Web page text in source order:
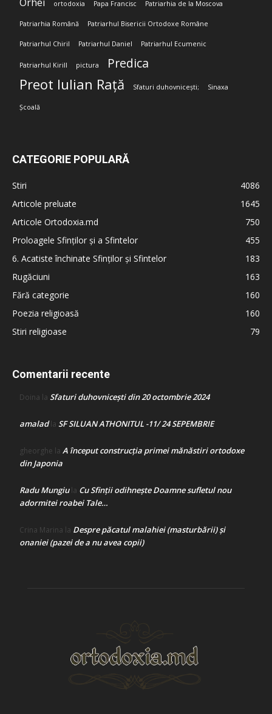
ortodoxia Papa Francisc Patriarhia de la Moscova
Patriarhia Română Patriarhul Bisericii Ortodoxe Române
Patriarhul Chiril Patriarhul Daniel Patriarhul Ecumenic
Patriarhul Kirill pictura Predica
Preot Iulian Rață Sfaturi duhovnicești; Sinaxa
Școală
CATEGORIE POPULARĂ
Stiri
4086
Articole preluate
1645
Articole Ortodoxia.md
750
Proloagele Sfinților și a Sfintelor
455
6. Acatiste închinate Sfinților și Sfintelor
183
Rugăciuni
163
Fără categorie
160
Poezia religioasă
160
Stiri religioase
79
Comentarii recente
Doina la Sfaturi duhovnicești din 20 octombrie 2024
amaladla SF SILUAN ATHONITUL -11/ 24 SEPEMBRIE
gheorghe la A început construcţia primei mănăstiri ortodoxe
din Japonia
Radu Mungiula Cu Sfinții odihnește Doamne sufletul nou
adormitei roabei Tale…
Crina Marina la Despre păcatul malahiei (masturbării) şi
onaniei (pazei de a nu avea copii)